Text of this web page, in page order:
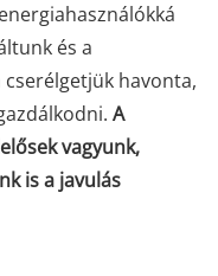
és a
havonta,
A
vagyunk,
is a javulás